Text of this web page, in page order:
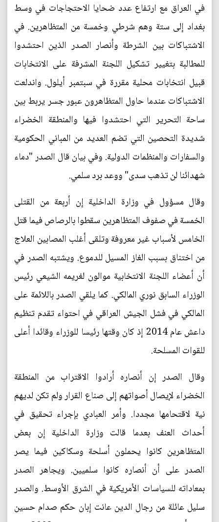
في العراق مع ارتفاع عدد ضحايا الاحتجاجات في وسط
بغداد إلى ستة وهم شرطي وخمسة من المتظاهرين. في
الاشتباكات بين الشرطة وأنصار الصدر الذين احتشدوا
للمطالبة بتغيير تشكيل اللجنة المشرفة على الانتخابات
قبيل انتخابات محلية مقررة في سبتمبر أيلول. واندلعت
الاشتباكات عندما حاول المتظاهرون عبور جسر يربط بين
ساحة التحرير التي احتشدوا فيها والمنطقة الخضراء
شديدة التحصين التي تضم العديد من المباني الحكومية
والسفارات والمنظمات الدولية. وفي بيان قال الصدر "دماء
شهدائنا لن تذهب سدى" ووعد برد سلمي.
وقال مسؤول في وزارة الداخلية إن أربعة من القتلى
الخمسة في صفوف المتظاهرين سقطوا بالرصاص فيما قتل
الخامس لأسباب غير معروفة وتلقى أغلب المصابين العلاج
من اختناق بسبب الغاز المسيل للدموع. ويشتبه الصدر في
أن أعضاء اللجنة الانتخابية موالون لغريمه الشيعي رئيس
الوزراء السابق نوري المالكي. كما يلقي الصدر باللائمة على
المالكي في فشل الجيش العراقي في احتواء تقدم تنظيم
داعش عام 2014 إذ كان وقتها رئيسا للوزراء وقائدا أعلى
للقوات المسلحة.
وقال الصدر إن أنصاره أرادوا الاقتراب من المنطقة
الخضراء لإيصال أصواتهم إلى صناع القرار ولم تكن لديهم
نية لاقتحامها مجددا. وأمر العبادي بإجراء تحقيق في
أحداث العنف بعدما قالت وزارة الداخلية إن بعض
المتظاهرين كانوا يحملون أسلحة وسكاكين فيما يصر
الصدر على أن أنصاره كانوا سلميين. ويجاهر الصدر
بمعاداته للسياسات الأمريكية في الشرق الأوسط. والصدر
سليل عائلة من رجال الدين عانت إبان حكم صدام حسين